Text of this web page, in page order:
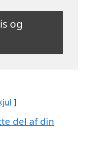
og
del af din